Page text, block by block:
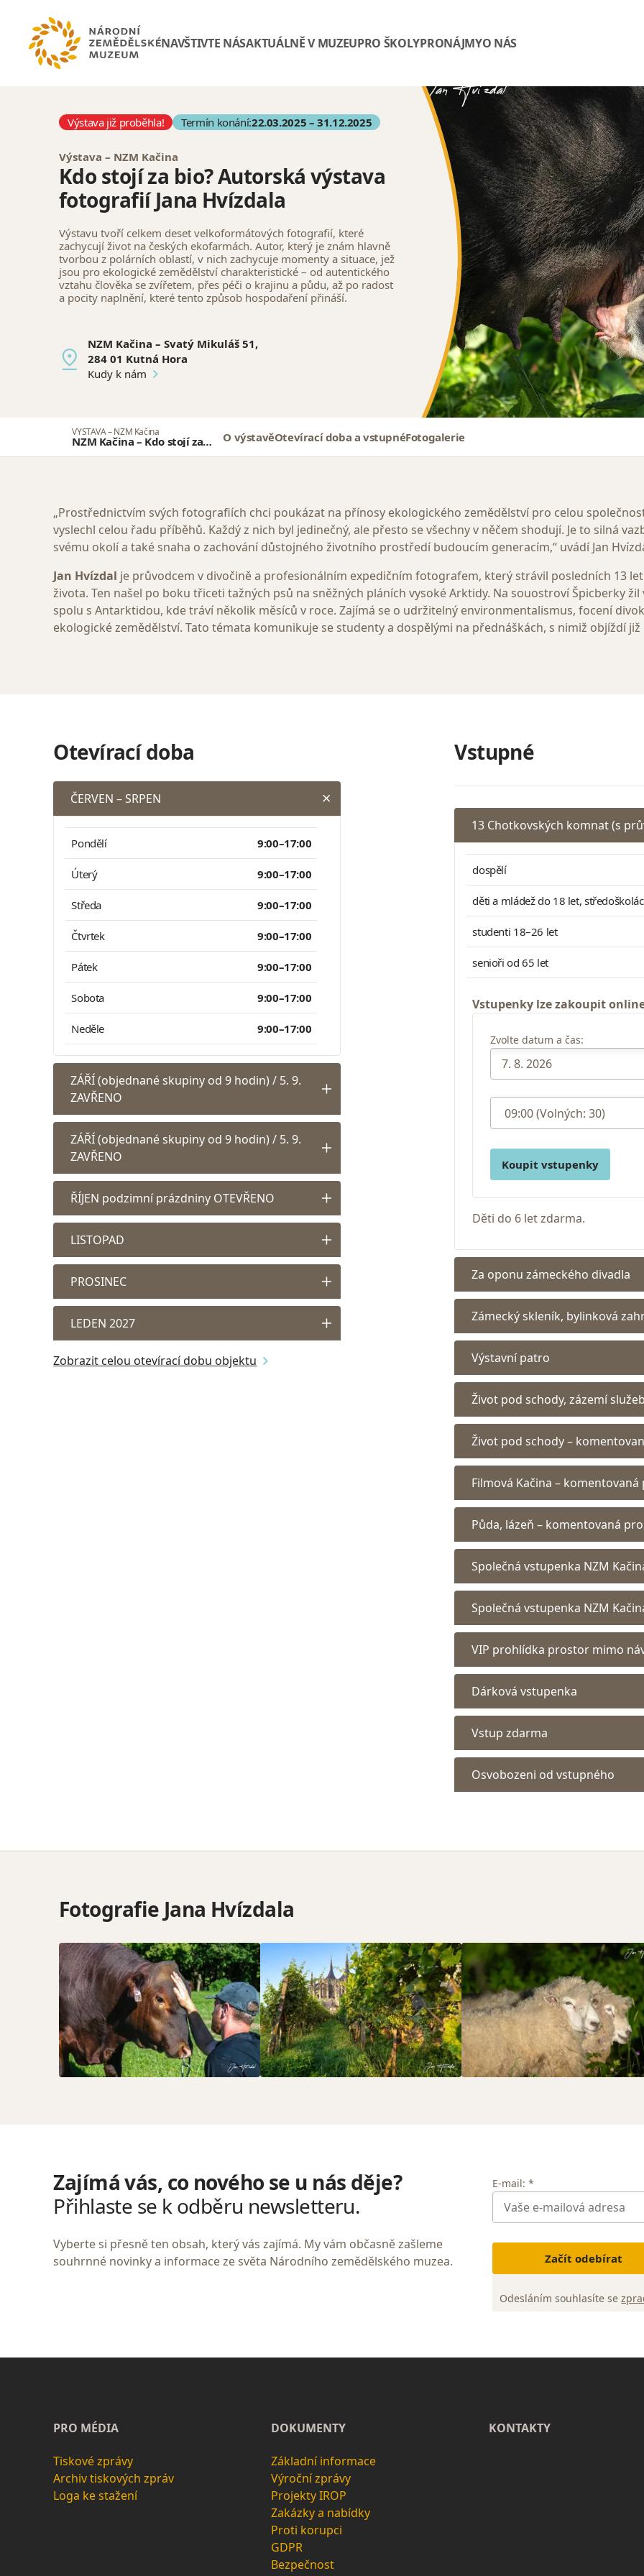
NAVŠTIVTE NÁSAKTUÁLNĚ V MUZEUPRO ŠKOLYPRONÁJMYO NÁS
Výstava již proběhla! Termín konání:22.03.2025 – 31.12.2025
Výstava – NZM Kačina
Kdo stojí za bio? Autorská výstava
fotografií Jana Hvízdala
Výstavu tvoří celkem deset velkoformátových fotografií, které
zachycují život na českých ekofarmách. Autor, který je znám hlavně
tvorbou z polárních oblastí, v nich zachycuje momenty a situace, jež
jsou pro ekologické zemědělství charakteristické – od autentického
vztahu člověka se zvířetem, přes péči o krajinu a půdu, až po radost
a pocity naplnění, které tento způsob hospodaření přináší.
NZM Kačina – Svatý Mikuláš 51,
284 01 Kutná Hora
Kudy k nám
VÝSTAVA – NZM Kačina
NZM Kačina – Kdo stojí za
bio? Autorská výstava
O výstavěOtevírací doba a vstupnéFotogalerie
„Prostřednictvím svých fotografiích chci poukázat na přínosy ekologického zemědělství pro celou
vyslechl celou řadu příběhů. Každý z nich byl jedinečný, ale přesto se všechny v něčem shodují. Je to silná
svému okolí a také snaha o zachování důstojného životního prostředí budoucím generacím,“ uvádí Jan
Jan Hvízdal je průvodcem v divočině a profesionálním expedičním fotografem, který strávil posledních 13
života. Ten našel po boku třiceti tažných psů na sněžných pláních vysoké Arktidy. Na souostroví Špicberky
spolu s Antarktidou, kde tráví několik měsíců v roce. Zajímá se o udržitelný environmentalismus, focení
ekologické zemědělství. Tato témata komunikuje se studenty a dospělými na přednáškách, s nimiž objíždí
Otevírací doba
ČERVEN – SRPEN
Pondělí 9:00–17:00
Úterý 9:00–17:00
Středa 9:00–17:00
Čtvrtek 9:00–17:00
Pátek 9:00–17:00
Sobota 9:00–17:00
Neděle 9:00–17:00
ZÁŘÍ (objednané skupiny od 9 hodin) / 5. 9.
ZAVŘENO
ZÁŘÍ (objednané skupiny od 9 hodin) / 5. 9.
ZAVŘENO
ŘÍJEN podzimní prázdniny OTEVŘENO
LISTOPAD
PROSINEC
LEDEN 2027
Zobrazit celou otevírací dobu objektu
Vstupné
13 Chotkovských komnat (s
dospělí
děti a mládež do 18 let,
studenti 18–26 let
senioři od 65 let
Vstupenky lze zakoupit
Zvolte datum a čas:
Koupit vstupenky
Děti do 6 let zdarma.
Za oponu zámeckého divadla
Zámecký skleník, bylinková
Výstavní patro
Život pod schody, zázemí
Život pod schody –
Filmová Kačina –
Půda, lázeň – komentovaná
Společná vstupenka NZM
Společná vstupenka NZM
VIP prohlídka prostor mimo
Dárková vstupenka
Vstup zdarma
Osvobozeni od vstupného
Fotografie Jana Hvízdala
Zajímá vás, co nového se u nás děje?
Přihlaste se k odběru newsletteru.
Vyberte si přesně ten obsah, který vás zajímá. My vám občasně zašleme
souhrnné novinky a informace ze světa Národního zemědělského muzea.
E-mail: *
Začít odebírat
Odesláním souhlasíte se
PRO MÉDIA
Tiskové zprávy
Archiv tiskových zpráv
Loga ke stažení
DOKUMENTY
Základní informace
Výroční zprávy
Projekty IROP
Zakázky a nabídky
Proti korupci
GDPR
Bezpečnost
KONTAKTY